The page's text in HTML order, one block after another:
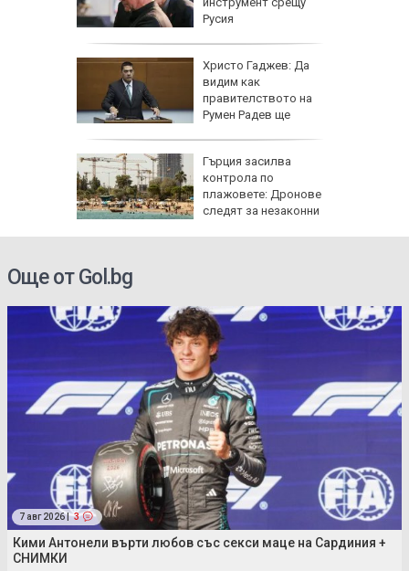
Русия
Христо Гаджев: Да
видим как
правителството на
Румен Радев ще
Гърция засилва
контрола по
плажовете: Дронове
следят за незаконни
Още от Gol.bg
7 авг 2026 | 3
Кими Антонели върти любов със секси маце на Сардиния +
СНИМКИ